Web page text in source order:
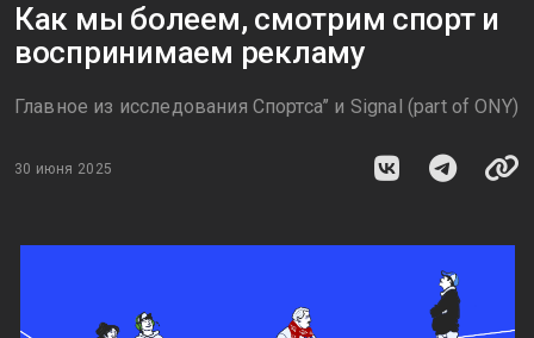
Как мы болеем, смотрим спорт и
воспринимаем рекламу
Главное из исследования Спортса’’ и Signal (part of ONY)
30 июня 2025